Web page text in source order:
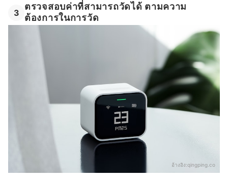
3
ตรวจสอบค่าที่สามารถวัดได้ ตามความ
ต้องการในการวัด
อ้างอิง:qingping.co